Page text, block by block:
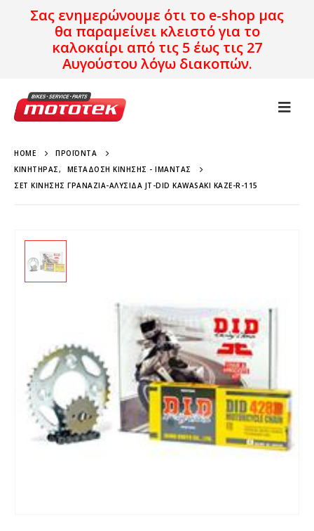
Σας ενημερώνουμε ότι το e-shop μας
θα παραμείνει κλειστό για το
καλοκαίρι από τις 5 έως τις 27
Αυγούστου λόγω διακοπών.
HOME
ΠΡΟΪΌΝΤΑ
ΚΙΝΗΤΉΡΑΣ,
ΜΕΤΆΔΟΣΗ ΚΊΝΗΣΗΣ - ΙΜΆΝΤΑΣ
ΣΕΤ ΚΊΝΗΣΗΣ ΓΡΑΝΆΖΙΑ-ΑΛΥΣΊΔΑ JT-DID KAWASAKI KAZE-R-115